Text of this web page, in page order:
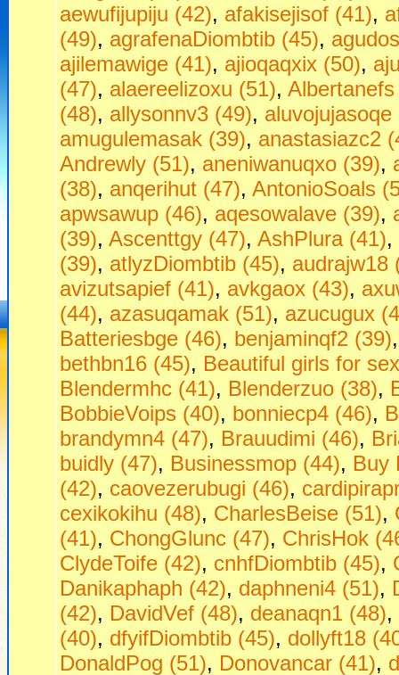
aewufijupiju (42), afakisejisof (41),
(49), agrafenaDiombtib (45),
ajilemawige (41), ajioqaqxix (50),
(47), alaereelizoxu (51),
(48), allysonnv3 (49), aluvojujasoqe
amugulemasak (39), anastasiazc2
Andrewly (51), aneniwanuqxo (39),
(38), anqerihut (47), AntonioSoals
apwsawup (46), aqesowalave (39),
(39), Ascenttgy (47), AshPlura (41),
(39), atlyzDiombtib (45), audrajw18
avizutsapief (41), avkgaox (43),
(44), azasuqamak (51), azucugux
Batteriesbge (46), benjaminqf2 (39)
bethbn16 (45), Beаutiful girls fоr
Blendermhc (41), Blenderzuo (38),
BobbieVoips (40), bonniecp4 (46),
brandymn4 (47), Brauudimi (46),
buidly (47), Businessmop (44), Buy
(42), caovezerubugi (46),
cexikokihu (48), CharlesBeise (51),
(41), ChongGlunc (47), ChrisHok
ClydeToife (42), cnhfDiombtib (45),
Danikaphaph (42), daphneni4 (51),
(42), DavidVef (48), deanaqn1 (48),
(40), dfyifDiombtib (45), dollyft18
DonaldPog (51), Donovancar (41),